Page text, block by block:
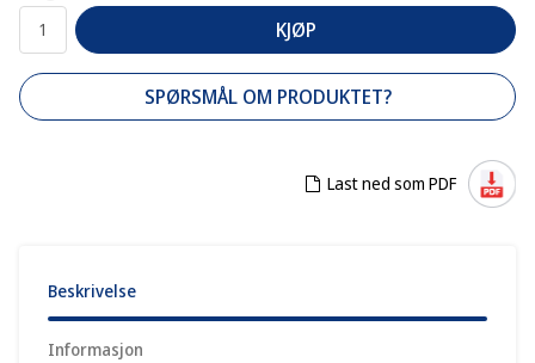
KJØP
SPØRSMÅL OM PRODUKTET?
Last ned som PDF
Beskrivelse
Informasjon